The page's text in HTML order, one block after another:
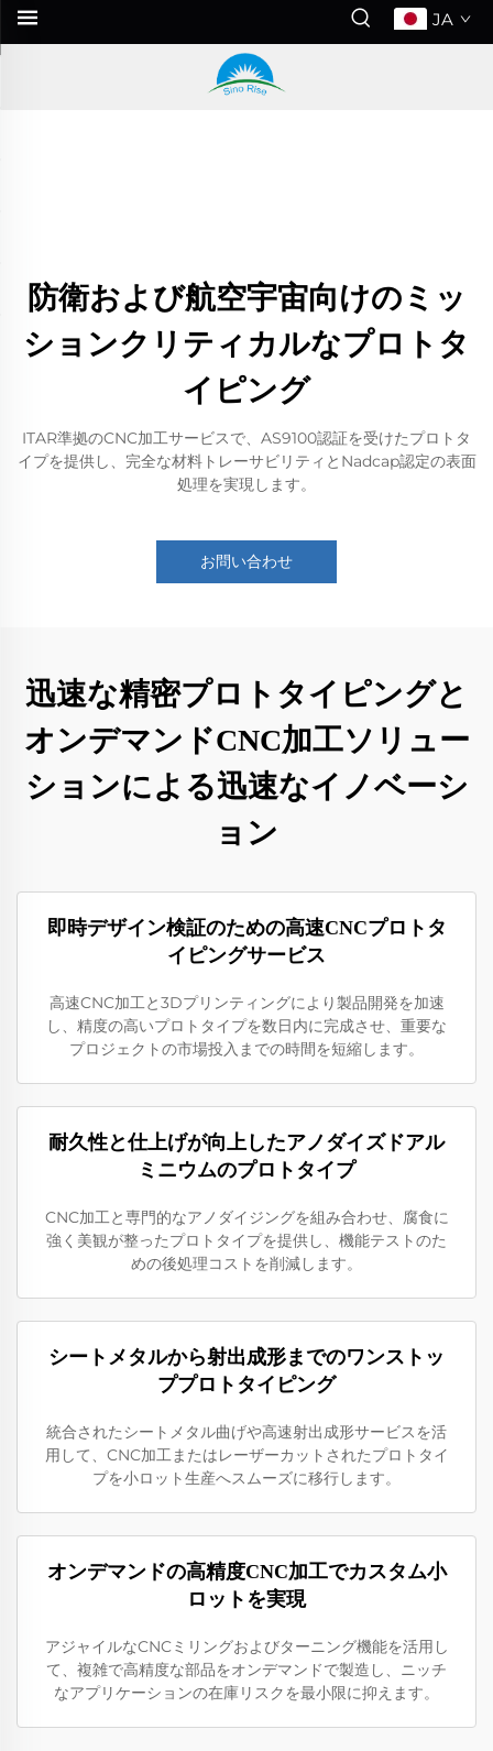
JA
防衛および航空宇宙向けのミッ
ションクリティカルなプロトタ
イピング
ITAR準拠のCNC加工サービスで、AS9100認証を受けたプロトタ
イプを提供し、完全な材料トレーサビリティとNadcap認定の表面
処理を実現します。
お問い合わせ
迅速な精密プロトタイピングと
オンデマンドCNC加工ソリュー
ションによる迅速なイノベーシ
ョン
即時デザイン検証のための高速CNCプロトタ
イピングサービス
高速CNC加工と3Dプリンティングにより製品開発を加速
し、精度の高いプロトタイプを数日内に完成させ、重要な
プロジェクトの市場投入までの時間を短縮します。
耐久性と仕上げが向上したアノダイズドアル
ミニウムのプロトタイプ
CNC加工と専門的なアノダイジングを組み合わせ、腐食に
強く美観が整ったプロトタイプを提供し、機能テストのた
めの後処理コストを削減します。
シートメタルから射出成形までのワンストッ
ププロトタイピング
統合されたシートメタル曲げや高速射出成形サービスを活
用して、CNC加工またはレーザーカットされたプロトタイ
プを小ロット生産へスムーズに移行します。
オンデマンドの高精度CNC加工でカスタム小
ロットを実現
アジャイルなCNCミリングおよびターニング機能を活用し
て、複雑で高精度な部品をオンデマンドで製造し、ニッチ
なアプリケーションの在庫リスクを最小限に抑えます。